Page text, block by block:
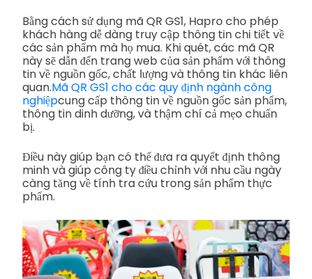
Bằng cách sử dụng mã QR GS1, Hapro cho phép
khách hàng dễ dàng truy cập thông tin chi tiết về
các sản phẩm mà họ mua. Khi quét, các mã QR
này sẽ dẫn đến trang web của sản phẩm với thông
tin về nguồn gốc, chất lượng và thông tin khác liên
quan.Mã QR GS1 cho các quy định ngành công
nghiệpcung cấp thông tin về nguồn gốc sản phẩm,
thông tin dinh dưỡng, và thậm chí cả mẹo chuẩn
bị.
Điều này giúp bạn có thể đưa ra quyết định thông
minh và giúp công ty điều chỉnh với nhu cầu ngày
càng tăng về tính tra cứu trong sản phẩm thực
phẩm.